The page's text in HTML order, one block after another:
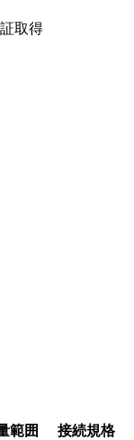
取得
範囲 接続規格